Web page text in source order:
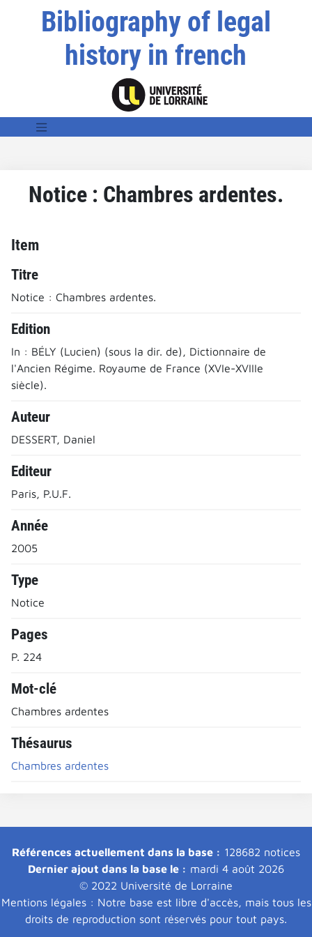
Bibliography of legal
history in french
Notice : Chambres ardentes.
Item
Titre
Notice : Chambres ardentes.
Edition
In : BÉLY (Lucien) (sous la dir. de), Dictionnaire de
l'Ancien Régime. Royaume de France (XVIe-XVIIIe
siècle).
Auteur
DESSERT, Daniel
Editeur
Paris, P.U.F.
Année
2005
Type
Notice
Pages
P. 224
Mot-clé
Chambres ardentes
Thésaurus
Chambres ardentes
Références actuellement dans la base : 128682 notices
Dernier ajout dans la base le : mardi 4 août 2026
© 2022 Université de Lorraine
Mentions légales : Notre base est libre d'accès, mais tous les
droits de reproduction sont réservés pour tout pays.